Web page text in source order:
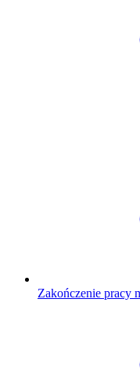
Zakończenie pracy